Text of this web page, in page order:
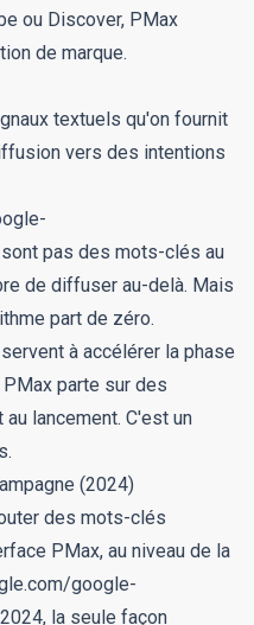
ou Discover, PMax
de marque.
textuels qu'on fournit
vers des intentions
pas des mots-clés au
de diffuser au-delà. Mais
part de zéro.
à accélérer la phase
parte sur des
lancement. C'est un
(2024)
des mots-clés
PMax, au niveau de la
google-
la seule façon